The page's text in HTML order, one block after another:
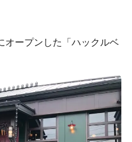
オープンした「ハックルベ